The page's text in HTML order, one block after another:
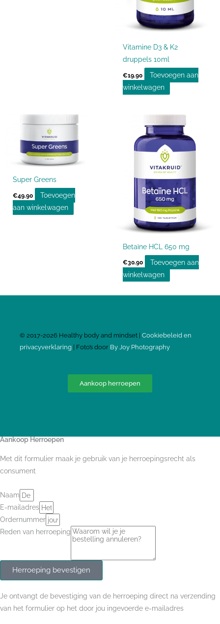
Vitamine D3 & K2
druppels 10ml
€19.90
Toevoegen aan
winkelwagen
Super Greens
€49.90
Toevoegen
aan winkelwagen
Betaïne HCL 650 mg
€30.90
Toevoegen aan
winkelwagen
© 2017-2026 Healthy body and mindset | Cookiebeleid en
privacyverklaring
| Foto’s door By Joy Photography
Aankoop herroepen
t
g
e
o
Aankoop Herroepen
Met dit formulier maak je gebruik van je herroepingsrecht als
consument
Naam
E-mailadres
Ordernummer
Reden van herroeping
Herroeping bevestigen
Je ontvangt de bevestiging van de herroeping direct na verzending
van het formulier op het door jou ingevoerde e-mailadres